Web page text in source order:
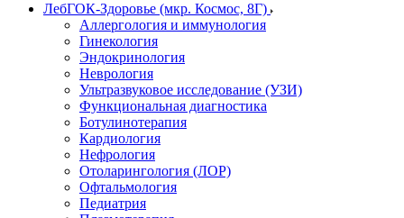
ЛебГОК-Здоровье (мкр. Космос, 8Г)
Аллергология и иммунология
Гинекология
Эндокринология
Неврология
Ультразвуковое исследование (УЗИ)
Функциональная диагностика
Ботулинотерапия
Кардиология
Нефрология
Отоларингология (ЛОР)
Офтальмология
Педиатрия